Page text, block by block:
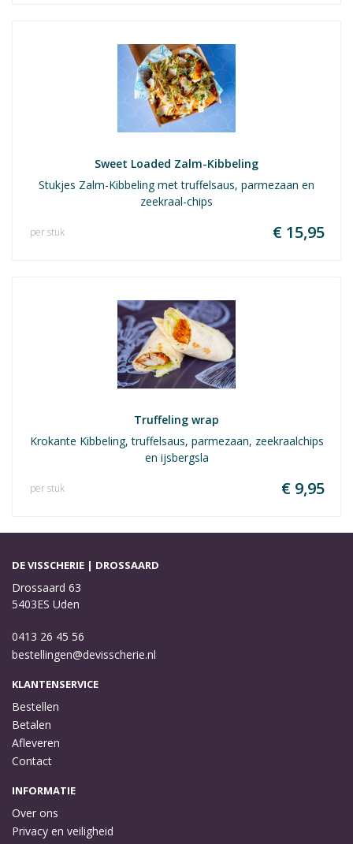
Sweet Loaded Zalm-Kibbeling
Stukjes Zalm-Kibbeling met truffelsaus, parmezaan en
zeekraal-chips
€ 15,95
per stuk
Truffeling wrap
Krokante Kibbeling, truffelsaus, parmezaan, zeekraalchips
en ijsbergsla
€ 9,95
per stuk
DE VISSCHERIE | DROSSAARD
Drossaard 63
5403ES Uden
0413 26 45 56
bestellingen@devisscherie.nl
KLANTENSERVICE
Bestellen
Betalen
Afleveren
Contact
INFORMATIE
Over ons
Privacy en veiligheid